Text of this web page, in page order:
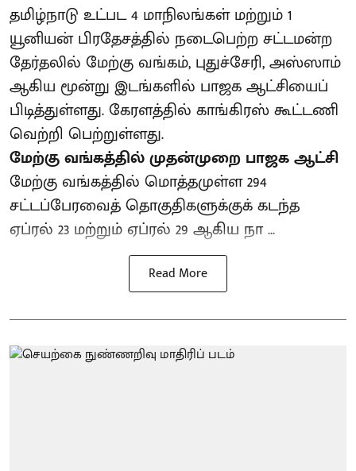
தமிழ்நாடு உட்பட 4 மாநிலங்கள் மற்றும் 1
யூனியன் பிரதேசத்தில் நடைபெற்ற சட்டமன்ற
தேர்தலில் மேற்கு வங்கம், புதுச்சேரி, அஸ்ஸாம்
ஆகிய மூன்று இடங்களில் பாஜக ஆட்சியைப்
பிடித்துள்ளது. கேரளத்தில் காங்கிரஸ் கூட்டணி
வெற்றி பெற்றுள்ளது.
மேற்கு வங்கத்தில் முதன்முறை பாஜக ஆட்சி
மேற்கு வங்கத்தில் மொத்தமுள்ள 294
சட்டப்பேரவைத் தொகுதிகளுக்குக் கடந்த
ஏப்ரல் 23 மற்றும் ஏப்ரல் 29 ஆகிய நா ...
Read More